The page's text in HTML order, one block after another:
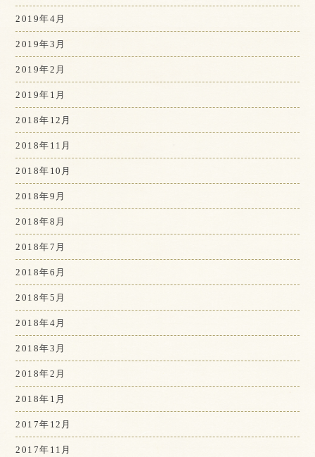
2019年4月
2019年3月
2019年2月
2019年1月
2018年12月
2018年11月
2018年10月
2018年9月
2018年8月
2018年7月
2018年6月
2018年5月
2018年4月
2018年3月
2018年2月
2018年1月
2017年12月
2017年11月